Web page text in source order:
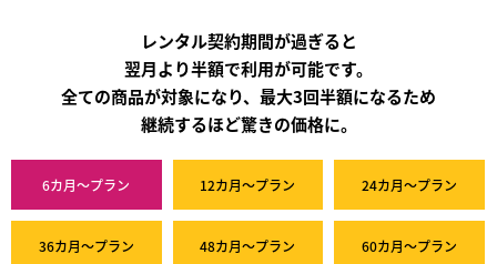
レンタル契約期間が過ぎると
翌月より半額で利用が可能です。
全ての商品が対象になり、最大3回半額になるため
継続するほど驚きの価格に。
6カ月～プラン 12カ月～プラン 24カ月～プラン
36カ月～プラン 48カ月～プラン 60カ月～プラン